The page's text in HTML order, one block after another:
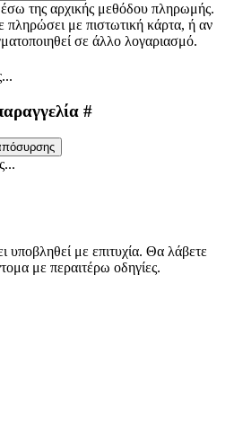
της αρχικής μεθόδου πληρωμής.
με πιστωτική κάρτα, ή αν
σε άλλο λογαριασμό.
#
υποβληθεί με επιτυχία. Θα λάβετε
με περαιτέρω οδηγίες.